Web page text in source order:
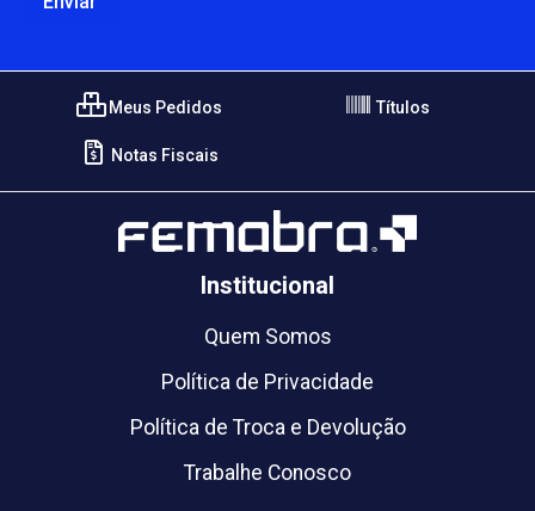
Meus Pedidos Títulos
Notas Fiscais
Institucional
Quem Somos
Política de Privacidade
Política de Troca e Devolução
Trabalhe Conosco